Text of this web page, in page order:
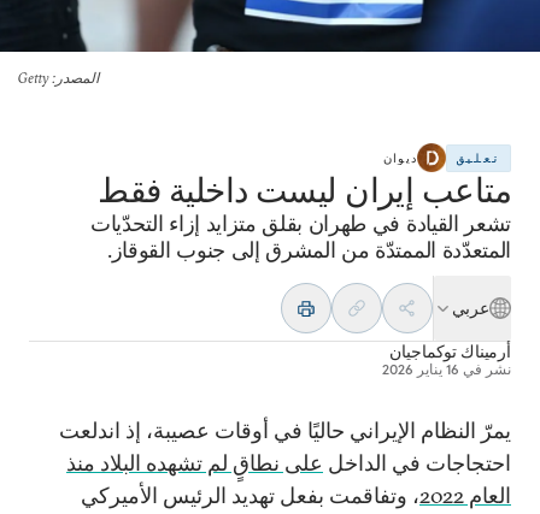
المصدر : Getty
تعليق ديوان
متاعب إيران ليست داخلية فقط
تشعر القيادة في طهران بقلق متزايد إزاء التحدّيات
المتعدّدة الممتدّة من المشرق إلى جنوب القوقاز.
عربي
أرميناك توكماجيان
نشر في 16 يناير 2026
يمرّ النظام الإيراني حاليًا في أوقات عصيبة، إذ اندلعت
احتجاجات في الداخل على نطاقٍ لم تشهده البلاد منذ
العام 2022
، وتفاقمت بفعل تهديد الرئيس الأميركي